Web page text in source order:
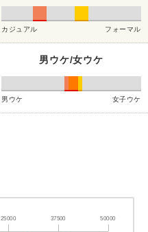
カジュアル フォーマル
男ウケ/女ウケ
男ウケ 女子ウケ
25000 37500 50000